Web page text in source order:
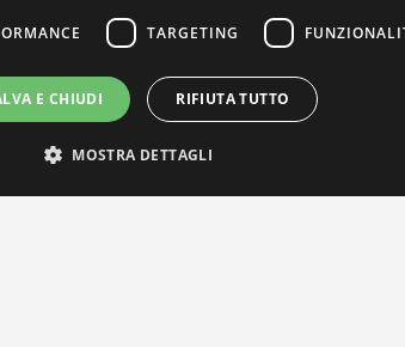
TARGETING
E CHIUDI RIFIUTA TUTTO
MOSTRA DETTAGLI